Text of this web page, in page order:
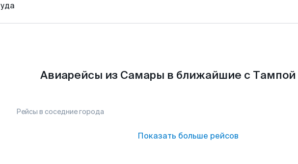
Авиарейсы из Самары в ближайшие с Тампой
Рейсы в соседние города
Показать больше рейсов